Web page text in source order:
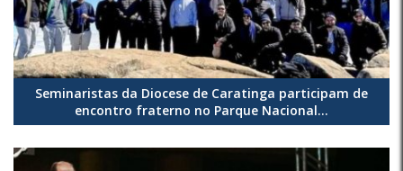
Seminaristas da Diocese de Caratinga participam de
encontro fraterno no Parque Nacional...